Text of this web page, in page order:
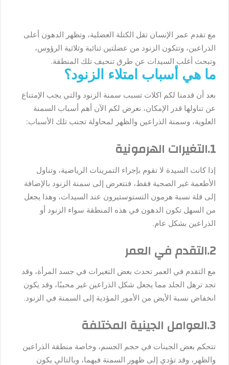
مع تقدم عمر الإنسان تقل الكتلة العضلية، وتظهر الدهون أعلى
الذراعين، وتتكون الزنود من عضلتين ثنائية وثلاثية الرؤوس،
وتبحث أغلب السيدات عن طرق تنحيف تلك المنطقة.
ما هي أسباب امتلاء الزنود؟
بعد أن قدمنا لكم اكلات تسبب سمنة الزنود والتي يجب الإمتناع
عن تناولها قدر الإمكان، نعرض لكم الآن أهم أسباب السمنة
العلوية، وسمنة الذراعين والظهر لمحاولة تجنب تلك الأسباب:
1.التغيرات الهرمونية
إذا كانت السيدة لا تقوم بإجراء التمرينات الرياضية، وتناول
الأطعمة غير الصحية فقط، فتتعرض إلى سمنة الزنود بالإضافة
إلى قلة نسبة هرمون التستوستيرون عند السيدات، وهذا يجعل
من السهل تكون الدهون في هذه المنطقة سواء الزنود أو
الذراعين بشكل عام.
2.التقدم في العمر
مع التقدم في العمر تحدث بعض التغيرات في جسد المرأة، وقد
تجد ترهل الجلد مما يجعل شكل الذراعين غير محببًا، وقد يكون
انخفاض نسبة الأيض من الأمور المؤدية إلى السمنة في الزنود.
3.العوامل الجينية المختلفة
تتحكم بعض الجينات في حجم الجسم، وخاصة منطقة الذراعين
والظهر، وقد تؤدي إلى ظهور السمنة فيهما، وبالتالي يكون